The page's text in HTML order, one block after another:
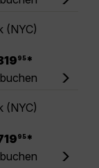
(NYC)
95 *
(NYC)
95 *